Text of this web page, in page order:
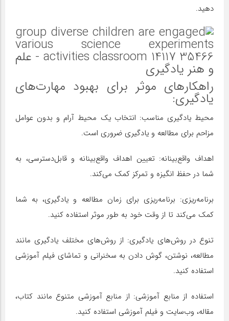
دهید.
راهکارهای موثر برای بهبود مهارت‌های
یادگیری:
محیط یادگیری مناسب: انتخاب یک محیط آرام و بدون عوامل
مزاحم برای مطالعه و یادگیری ضروری است.
اهداف واقع‌بینانه: تعیین اهداف واقع‌بینانه و قابل‌دسترسی، به
شما در حفظ انگیزه و تمرکز کمک می‌کند.
برنامه‌ریزی: برنامه‌ریزی برای زمان مطالعه و یادگیری، به شما
کمک می‌کند تا از وقت خود به طور موثر استفاده کنید.
تنوع در روش‌های یادگیری: از روش‌های مختلف یادگیری مانند
مطالعه، نوشتن، گوش دادن به سخنرانی و تماشای فیلم آموزشی
استفاده کنید.
استفاده از منابع آموزشی: از منابع آموزشی متنوع مانند کتاب،
مقاله، وب‌سایت و فیلم آموزشی استفاده کنید.